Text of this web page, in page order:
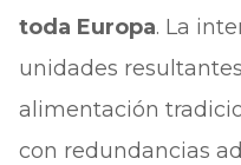
toda Europa. La
unidades
alimentación
con redundancias